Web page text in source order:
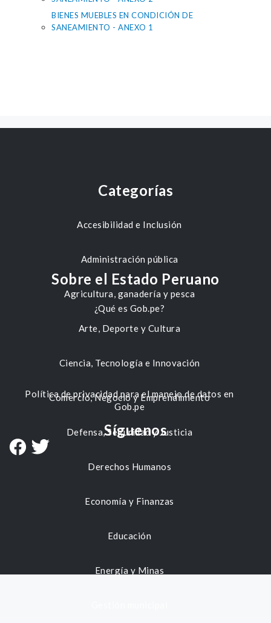
BIENES MUEBLES EN CONDICIÓN DE
SANEAMIENTO - ANEXO 1
Categorías
Accesibilidad e Inclusión
Administración pública
Agricultura, ganadería y pesca
Arte, Deporte y Cultura
Ciencia, Tecnología e Innovación
Comercio, Negocio y Emprendimiento
Defensa, Seguridad y Justicia
Derechos Humanos
Economía y Finanzas
Educación
Energía y Minas
Sobre el Estado Peruano
¿Qué es Gob.pe?
Política de privacidad para el manejo de datos en
Gob.pe
Síguenos